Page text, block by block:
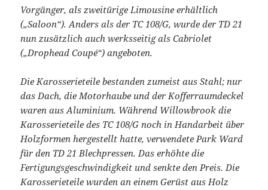
Vorgänger, als zweitürige Limousine erhältlich
(„Saloon“). Anders als der TC 108/G, wurde der TD 21
nun zusätzlich auch werksseitig als Cabriolet
(„Drophead Coupé“) angeboten.
Die Karosserieteile bestanden zumeist aus Stahl; nur
das Dach, die Motorhaube und der Kofferraumdeckel
waren aus Aluminium. Während Willowbrook die
Karosserieteile des TC 108/G noch in Handarbeit über
Holzformen hergestellt hatte, verwendete Park Ward
für den TD 21 Blechpressen. Das erhöhte die
Fertigungsgeschwindigkeit und senkte den Preis. Die
Karosserieteile wurden an einem Gerüst aus Holz